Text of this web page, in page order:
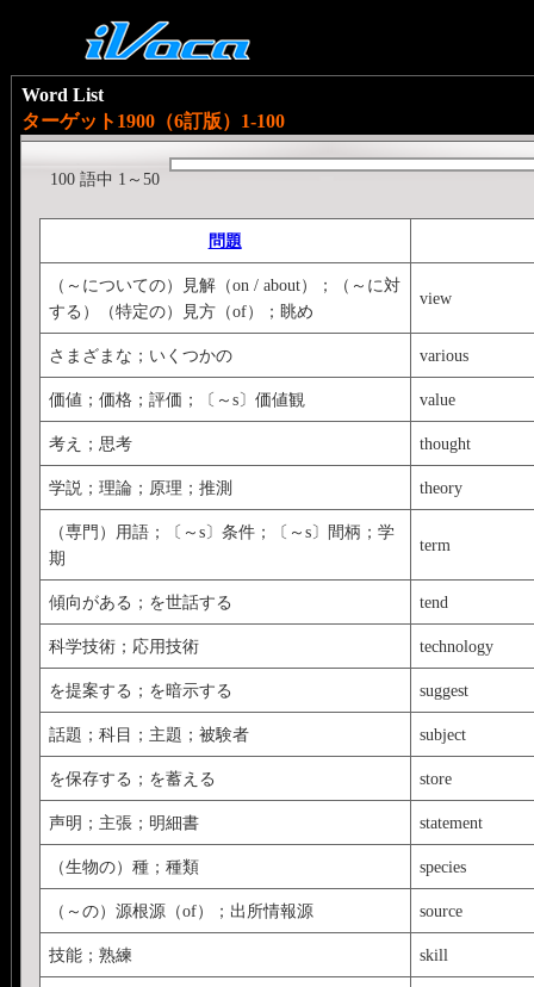
Word List
ターゲット1900（6訂版）1-100
100 語中 1～50
問題
（～についての）見解（on / about）；（～に対
する）（特定の）見方（of）；眺め
view
さまざまな；いくつかの various
価値；価格；評価；〔～s〕価値観 value
考え；思考 thought
学説；理論；原理；推測 theory
（専門）用語；〔～s〕条件；〔～s〕間柄；学
期
term
傾向がある；を世話する tend
科学技術；応用技術 technology
を提案する；を暗示する suggest
話題；科目；主題；被験者 subject
を保存する；を蓄える store
声明；主張；明細書 statement
（生物の）種；種類 species
（～の）源根源（of）；出所情報源 source
技能；熟練 skill